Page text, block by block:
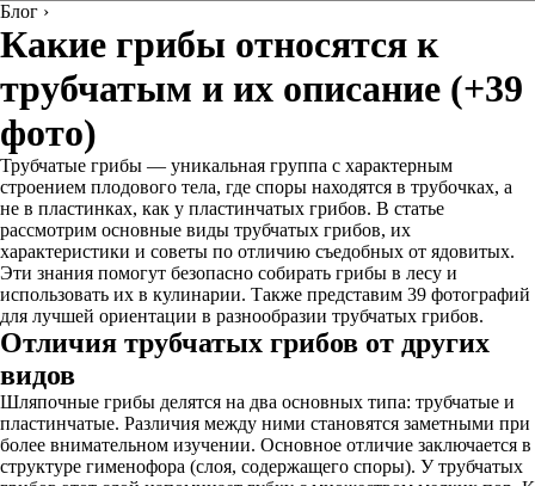
Блог ›
Какие грибы относятся к
трубчатым и их описание (+39
фото)
Трубчатые грибы — уникальная группа с характерным
строением плодового тела, где споры находятся в трубочках, а
не в пластинках, как у пластинчатых грибов. В статье
рассмотрим основные виды трубчатых грибов, их
характеристики и советы по отличию съедобных от ядовитых.
Эти знания помогут безопасно собирать грибы в лесу и
использовать их в кулинарии. Также представим 39 фотографий
для лучшей ориентации в разнообразии трубчатых грибов.
Отличия трубчатых грибов от других
видов
Шляпочные грибы делятся на два основных типа: трубчатые и
пластинчатые. Различия между ними становятся заметными при
более внимательном изучении. Основное отличие заключается в
структуре гименофора (слоя, содержащего споры). У трубчатых